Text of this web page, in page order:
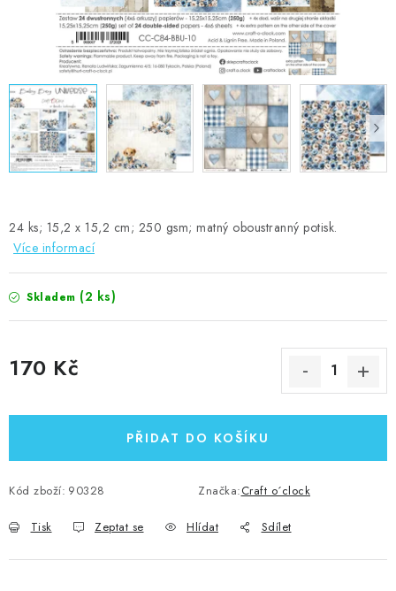
Hodnocení obchodu
Obchodní podmínky
Podmínky ochrany osobních údajů
Ověřování recenzí
Jak nakupovat
24 ks; 15,2 x 15,2 cm; 250 gsm; matný oboustranný potisk.
Více informací
Skladem (2 ks)
170 Kč
PŘIDAT DO KOŠÍKU
Kód zboží: 90328 Značka:Craft o´clock
Tisk Zeptat se Hlídat Sdílet